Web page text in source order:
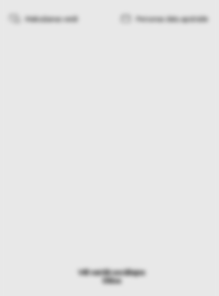
Maksāšanas veidi Personas datu apstrāde
Vēl vairāk sociālajos
tīklos